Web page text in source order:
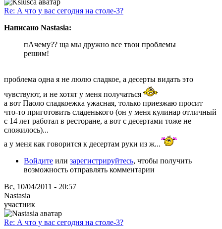
Re: А что у вас сегодня на столе-3?
Написано Nastasia:
пАчему?? ща мы дружно все твои проблемы
решим!
проблема одна я не люлю сладкое, а десерты видать это
чувствуют, и не хотят у меня получаться
а вот Паоло сладкоежка ужасная, только приезжаю просит
что-то приготовить сладенького (он у меня кулинар отличный
с 14 лет работал в ресторане, а вот с десертами тоже не
сложилось)...
а у меня как говорится к десертам руки из ж...
Войдите или зарегистрируйтесь, чтобы получить
возможность отправлять комментарии
Вс, 10/04/2011 - 20:57
Nastasia
участник
Re: А что у вас сегодня на столе-3?